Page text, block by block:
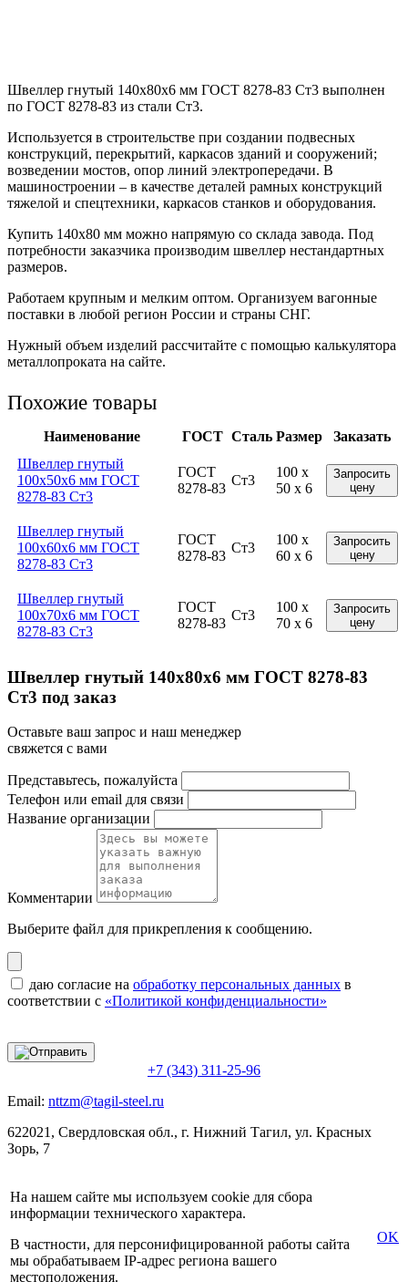
Швеллер гнутый 140x80x6 мм ГОСТ 8278-83 Ст3 выполнен
по ГОСТ 8278-83 из стали Ст3.
Используется в строительстве при создании подвесных
конструкций, перекрытий, каркасов зданий и сооружений;
возведении мостов, опор линий электропередачи. В
машиностроении – в качестве деталей рамных конструкций
тяжелой и спецтехники, каркасов станков и оборудования.
Купить 140х80 мм можно напрямую со склада завода. Под
потребности заказчика производим швеллер нестандартных
размеров.
Работаем крупным и мелким оптом. Организуем вагонные
поставки в любой регион России и страны СНГ.
Нужный объем изделий рассчитайте с помощью калькулятора
металлопроката на сайте.
Похожие товары
Наименование ГОСТ Сталь Размер
Заказать
Швеллер гнутый
100x50x6 мм ГОСТ
8278-83 Ст3
ГОСТ
8278-83
Ст3
100 x
50 x 6
Запросить
цену
Швеллер гнутый
100x60x6 мм ГОСТ
8278-83 Ст3
ГОСТ
8278-83
Ст3
100 x
60 x 6
Запросить
цену
Швеллер гнутый
100x70x6 мм ГОСТ
8278-83 Ст3
ГОСТ
8278-83
Ст3
100 x
70 x 6
Запросить
цену
Швеллер гнутый 140x80x6 мм ГОСТ 8278-83
Ст3 под заказ
Оставьте ваш запрос и наш менеджер
свяжется с вами
Представьтесь, пожалуйста
Телефон или email для связи
Название организации
Комментарии
Выберите файл для прикрепления к сообщению.
даю согласие на обработку персональных данных в
соответствии с «Политикой конфиденциальности»
+7 (343) 311-25-96
Email: nttzm@tagil-steel.ru
622021, Свердловская обл., г. Нижний Тагил, ул. Красных
Зорь, 7
На нашем сайте мы используем cookie для сбора
информации технического характера.
В частности, для персонифицированной работы сайта
мы обрабатываем IP-адрес региона вашего
местоположения.
OK